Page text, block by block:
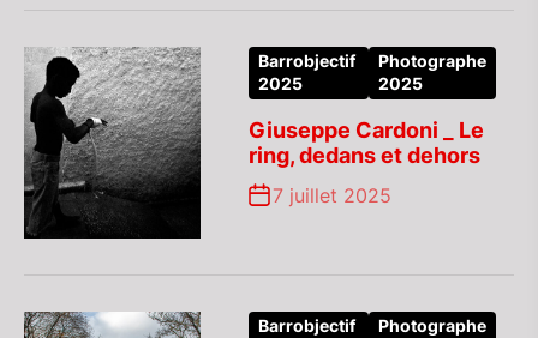
Barrobjectif
2025
Photographe
2025
Giuseppe Cardoni _ Le
ring, dedans et dehors
7 juillet 2025
Barrobjectif
Photographe